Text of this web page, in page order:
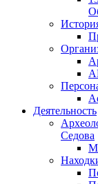
Деятельность
Седова